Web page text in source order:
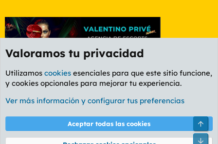
Foro General
Cookies
PL OLDSTYLE AMARILLO
Términos y reglas Política de privacidad Ayuda
Valoramos tu privacidad
Utilizamos cookies esenciales para que este sitio funcione,
y cookies opcionales para mejorar tu experiencia.
Ver más información y configurar tus preferencias
Aceptar todas las cookies
Pie